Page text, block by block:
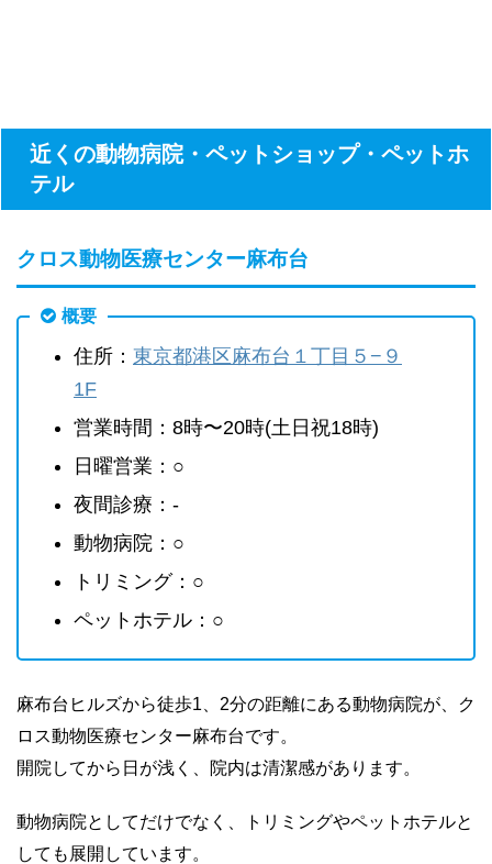
近くの動物病院・ペットショップ・ペットホ
テル
クロス動物医療センター麻布台
概要
住所： 東京都港区麻布台１丁目５−９
1F
営業時間：8時〜20時(土日祝18時)
日曜営業：○
夜間診療：-
動物病院：○
トリミング：○
ペットホテル：○
麻布台ヒルズから徒歩1、2分の距離にある動物病院が、ク
ロス動物医療センター麻布台です。
開院してから日が浅く、院内は清潔感があります。
動物病院としてだけでなく、トリミングやペットホテルと
しても展開しています。